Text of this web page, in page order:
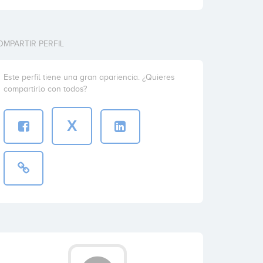
PERFIL
Este perfil tiene una gran apariencia. ¿Quieres
compartirlo con todos?
X